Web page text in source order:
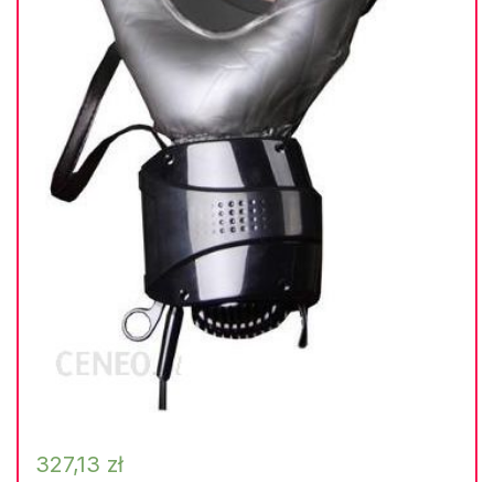
327,13 zł